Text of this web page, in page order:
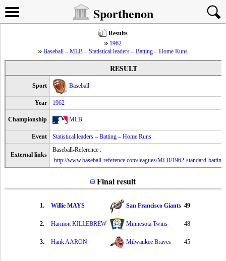
Sporthenon
Results
1962
Baseball – MLB – Statistical leaders – Batting – Home Runs
RESULT
Sport Baseball
Year 1962
Championship MLB
Event Statistical leaders – Batting – Home Runs
External links
Baseball-Reference :
http://www.baseball-reference.com/leagues/MLB/1962-standard-
Final result
1. Willie MAYS San Francisco Giants 49
2. Harmon KILLEBREW Minnesota Twins 48
3. Hank AARON Milwaukee Braves 45